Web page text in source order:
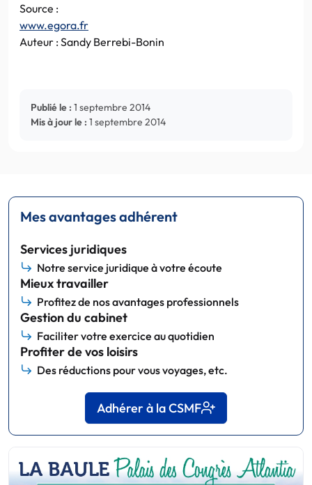
Source :
www.egora.fr
Auteur : Sandy Berrebi-Bonin
Publié le : 1 septembre 2014
Mis à jour le : 1 septembre 2014
Mes avantages adhérent
Services juridiques
Notre service juridique à votre écoute
Mieux travailler
Profitez de nos avantages professionnels
Gestion du cabinet
Faciliter votre exercice au quotidien
Profiter de vos loisirs
Des réductions pour vous voyages, etc.
Adhérer à la CSMF